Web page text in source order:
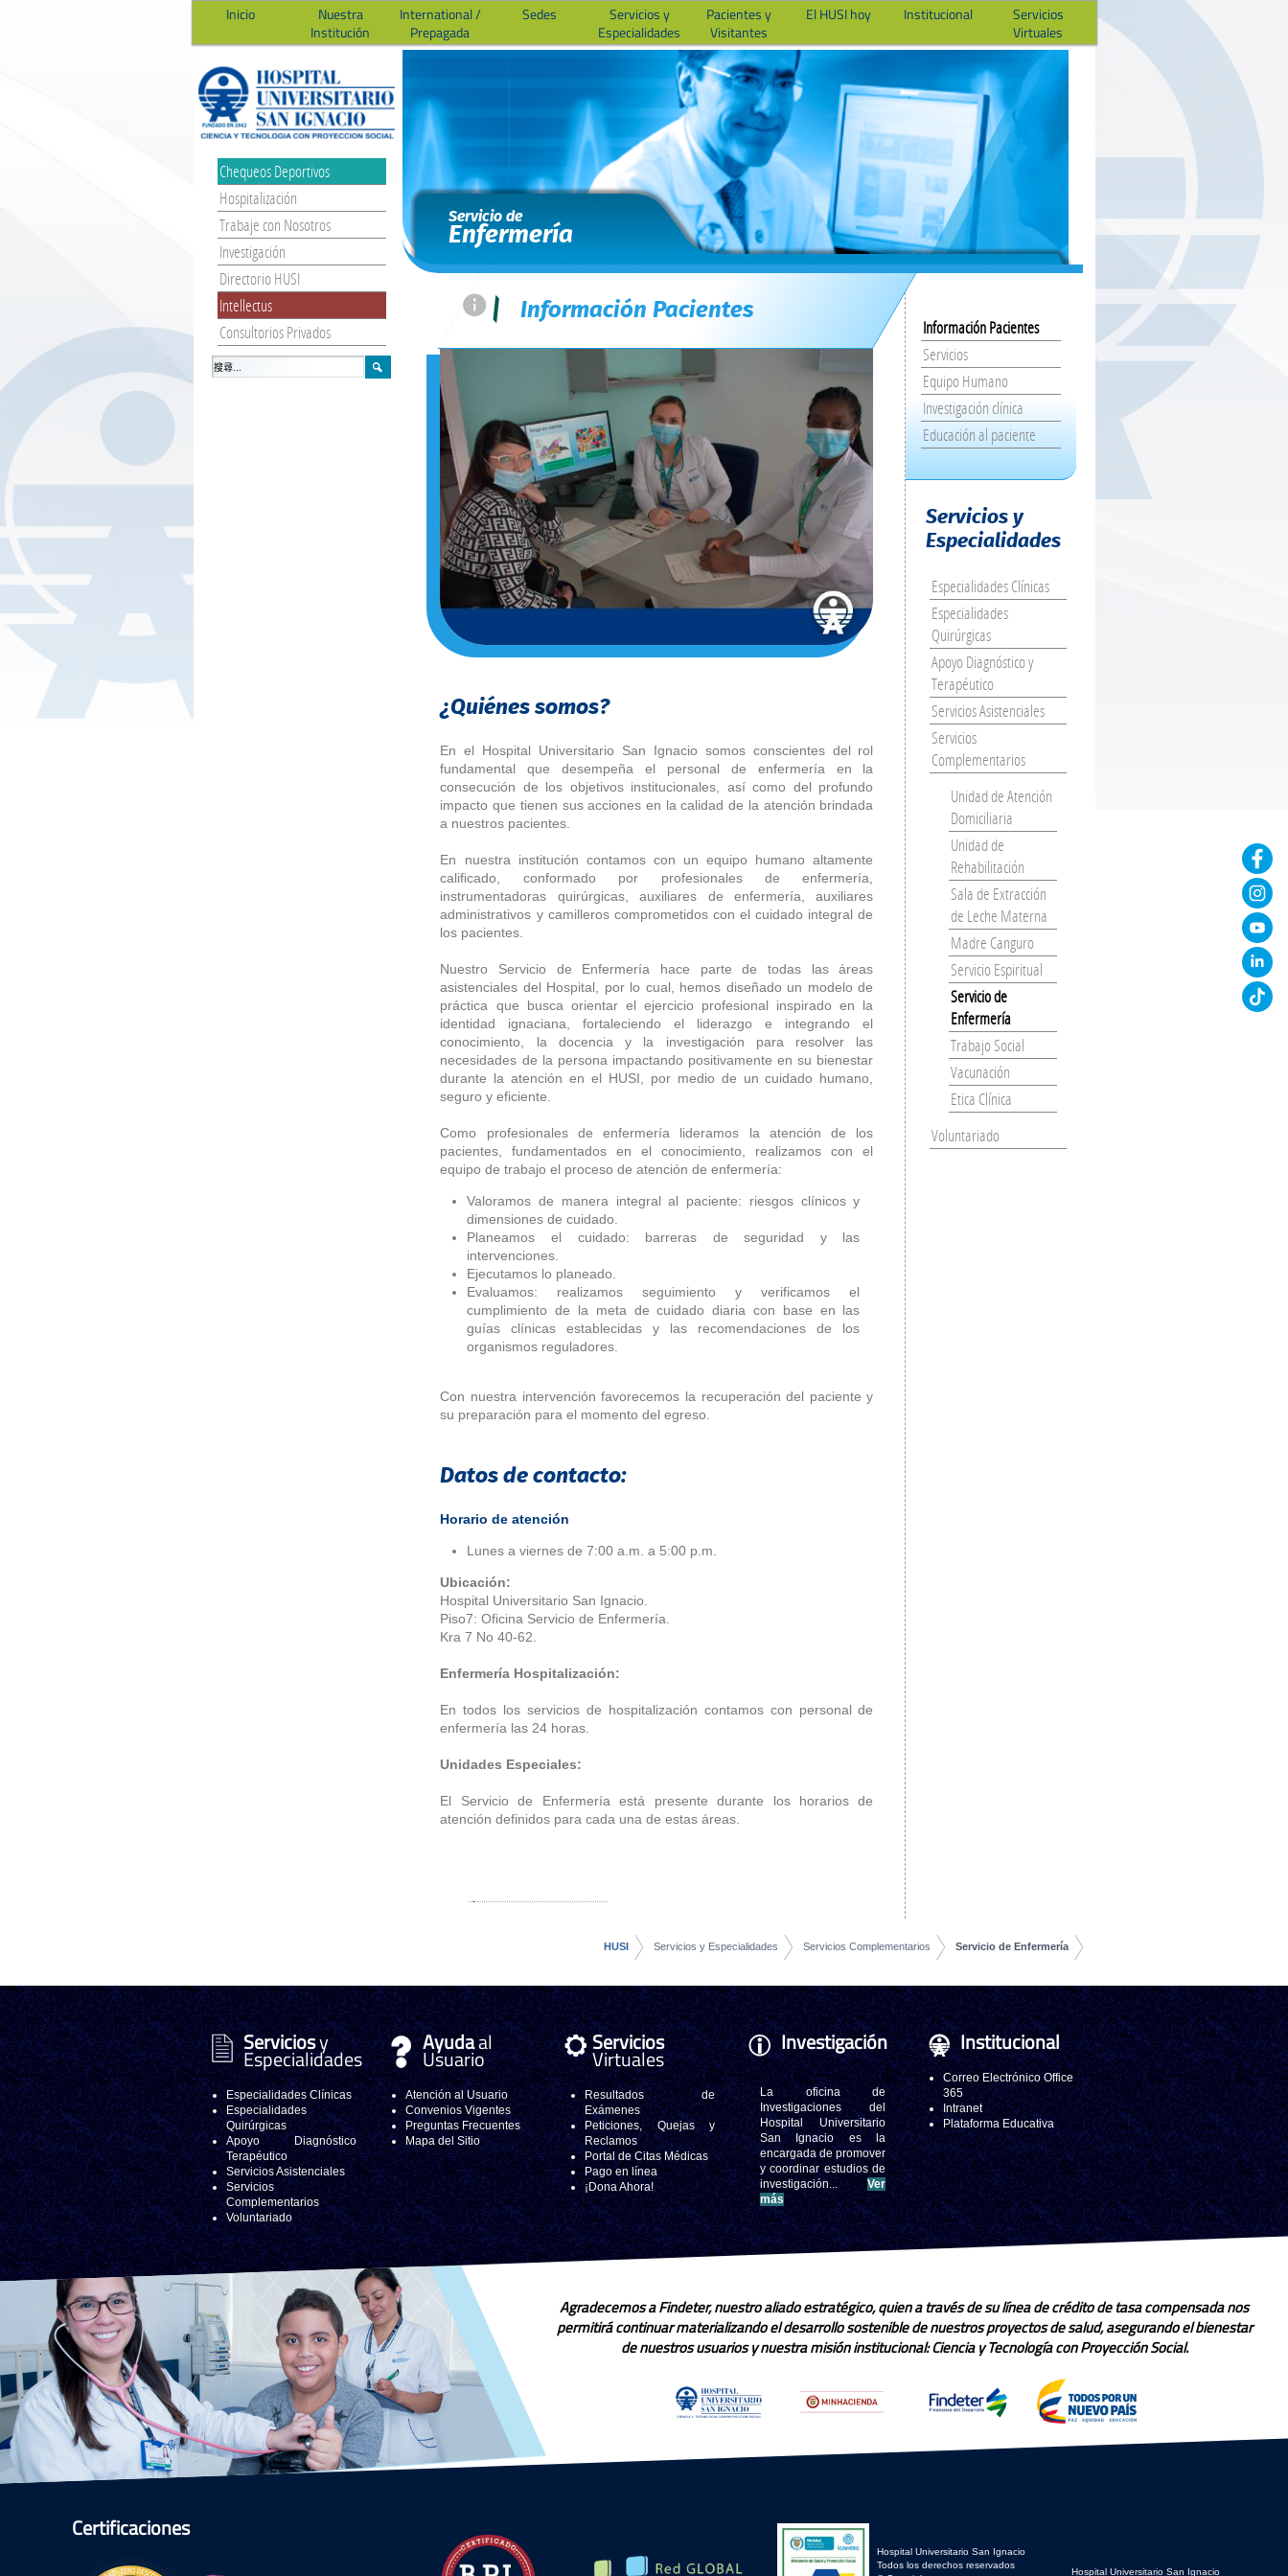
Inicio
Nuestra
Institución
International /
Prepagada
Sedes
Servicios y
Especialidades
Pacientes y
Visitantes
El HUSI hoy Institucional
Servicios
Virtuales
Chequeos Deportivos
Hospitalización
Trabaje con Nosotros
Investigación
Directorio HUSI
Intellectus
Consultorios Privados
Servicio de
Enfermería
= | Información Pacientes
¿Quiénes somos?
En el Hospital Universitario San Ignacio somos conscientes del rol
fundamental que desempeña el personal de enfermería en la
consecución de los objetivos institucionales, así como del profundo
impacto que tienen sus acciones en la calidad de la atención brindada
a nuestros pacientes.
En nuestra institución contamos con un equipo humano altamente
calificado, conformado por profesionales de enfermería,
instrumentadoras quirúrgicas, auxiliares de enfermería, auxiliares
administrativos y camilleros comprometidos con el cuidado integral de
los pacientes.
Nuestro Servicio de Enfermería hace parte de todas las áreas
asistenciales del Hospital, por lo cual, hemos diseñado un modelo de
práctica que busca orientar el ejercicio profesional inspirado en la
identidad ignaciana, fortaleciendo el liderazgo e integrando el
conocimiento, la docencia y la investigación para resolver las
necesidades de la persona impactando positivamente en su bienestar
durante la atención en el HUSI, por medio de un cuidado humano,
seguro y eficiente.
Como profesionales de enfermería lideramos la atención de los
pacientes, fundamentados en el conocimiento, realizamos con el
equipo de trabajo el proceso de atención de enfermería:
Valoramos de manera integral al paciente: riesgos clínicos y
dimensiones de cuidado.
Planeamos el cuidado: barreras de seguridad y las
intervenciones.
Ejecutamos lo planeado.
Evaluamos: realizamos seguimiento y verificamos el
cumplimiento de la meta de cuidado diaria con base en las
guías clínicas establecidas y las recomendaciones de los
organismos reguladores.
Con nuestra intervención favorecemos la recuperación del paciente y
su preparación para el momento del egreso.
Datos de contacto:
Horario de atención
Lunes a viernes de 7:00 a.m. a 5:00 p.m.
Ubicación:
Hospital Universitario San Ignacio.
Piso7: Oficina Servicio de Enfermería.
Kra 7 No 40-62.
Enfermería Hospitalización:
En todos los servicios de hospitalización contamos con personal de
enfermería las 24 horas.
Unidades Especiales:
El Servicio de Enfermería está presente durante los horarios de
atención definidos para cada una de estas áreas.
Información Pacientes
Servicios
Equipo Humano
Investigación clínica
Educación al paciente
Servicios y
Especialidades
Especialidades Clínicas
Especialidades
Quirúrgicas
Apoyo Diagnóstico y
Terapéutico
Servicios Asistenciales
Servicios
Complementarios
Unidad de Atención
Domiciliaria
Unidad de
Rehabilitación
Sala de Extracción
de Leche Materna
Madre Canguro
Servicio Espiritual
Servicio de
Enfermería
Trabajo Social
Vacunación
Etica Clínica
Voluntariado
HUSI Servicios y Especialidades Servicios Complementarios Servicio de Enfermería
Serviciosy
Especialidades
Especialidades Clínicas
Especialidades
Quirúrgicas
Apoyo Diagnóstico
Terapéutico
Servicios Asistenciales
Servicios
Complementarios
Voluntariado
Ayudaal
Usuario
Atención al Usuario
Convenios Vigentes
Preguntas Frecuentes
Mapa del Sitio
Servicios
Virtuales
Resultados de
Exámenes
Peticiones, Quejas y
Reclamos
Portal de Citas Médicas
Pago en línea
¡Dona Ahora!
Investigación
La oficina de
Investigaciones del
Hospital Universitario
San Ignacio es la
encargada de promover
y coordinar estudios de
investigación... Ver
más
Institucional
Correo Electrónico Office
365
Intranet
Plataforma Educativa
Agradecemos a Findeter, nuestro aliado estratégico, quien a través de su línea de crédito de tasa compensada nos
permitirá continuar materializando el desarrollo sostenible de nuestros proyectos de salud, asegurando el bienestar
de nuestros usuarios y nuestra misión institucional: Ciencia y Tecnología con Proyección Social.
Certificaciones
Hospital Universitario San Ignacio
Todos los derechos reservados
Hospital Universitario San Ignacio